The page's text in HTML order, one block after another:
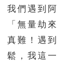
476
481
486
491
我們遇到
「無量劫
真難！遇
鬆，我這